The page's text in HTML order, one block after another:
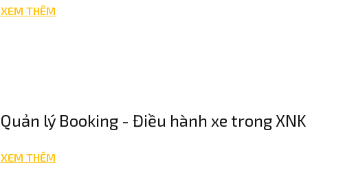
XEM THÊM
Quản lý Booking - Điều hành xe trong XNK
XEM THÊM